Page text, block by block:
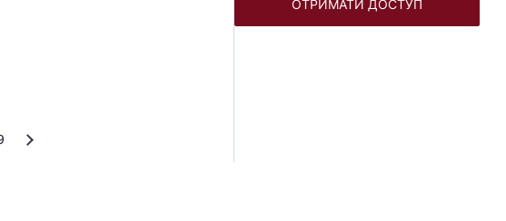
ОТРИМАТИ ДОСТУП